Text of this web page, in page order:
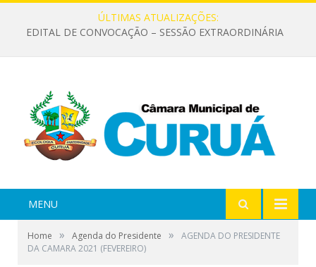
ÚLTIMAS ATUALIZAÇÕES:
EDITAL DE CONVOCAÇÃO – SESSÃO EXTRAORDINÁRIA
MENU
Home » Agenda do Presidente »
AGENDA DO PRESIDENTE
DA CAMARA 2021 (FEVEREIRO)